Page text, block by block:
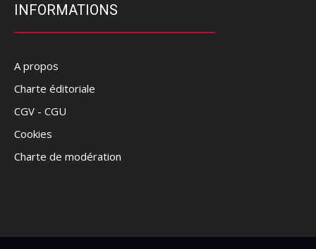
INFORMATIONS
A propos
Charte éditoriale
CGV - CGU
Cookies
Charte de modération